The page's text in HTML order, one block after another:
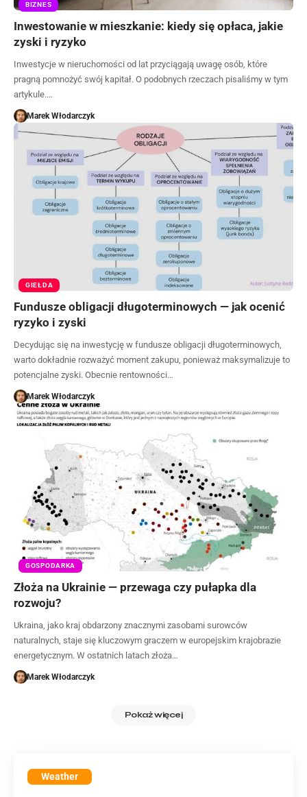
BIZNES
Inwestowanie w mieszkanie: kiedy się opłaca, jakie
zyski i ryzyko
Inwestycje w nieruchomości od lat przyciągają uwagę osób, które
pragną pomnożyć swój kapitał. O podobnych rzeczach pisaliśmy w tym
artykule.…
Marek Włodarczyk
GIEŁDA
Fundusze obligacji długoterminowych — jak ocenić
ryzyko i zyski
Decydując się na inwestycję w fundusze obligacji długoterminowych,
warto dokładnie rozważyć moment zakupu, ponieważ maksymalizuje to
potencjalne zyski. Obecnie rentowności…
Marek Włodarczyk
GOSPODARKA
Złoża na Ukrainie — przewaga czy pułapka dla
rozwoju?
Ukraina, jako kraj obdarzony znacznymi zasobami surowców
naturalnych, staje się kluczowym graczem w europejskim krajobrazie
energetycznym. W ostatnich latach złoża…
Marek Włodarczyk
Pokaż więcej
Weather